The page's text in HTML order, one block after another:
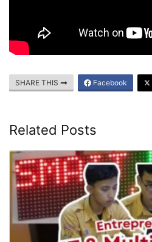
SHARE THIS Facebook
Related Posts